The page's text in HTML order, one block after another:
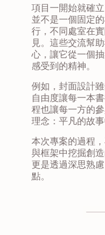
項目一開始就確
並不是一個固定
行，不同處室在
見。這些交流幫
心，讓它從一個
感受到的精神。
例如，封面設計
自由度讓每一本
程也讓每一方的
理念：平凡的故
本次專案的過程
與框架中挖掘創
更是透過深思熟
點。